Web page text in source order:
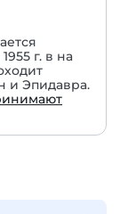
г. в на
и Эпидавра.